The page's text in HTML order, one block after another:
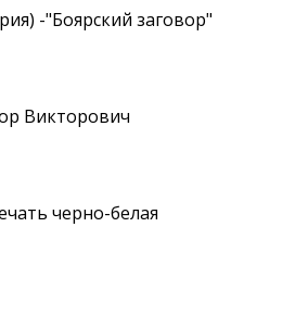
-"Боярский заговор"
Викторович
черно-белая